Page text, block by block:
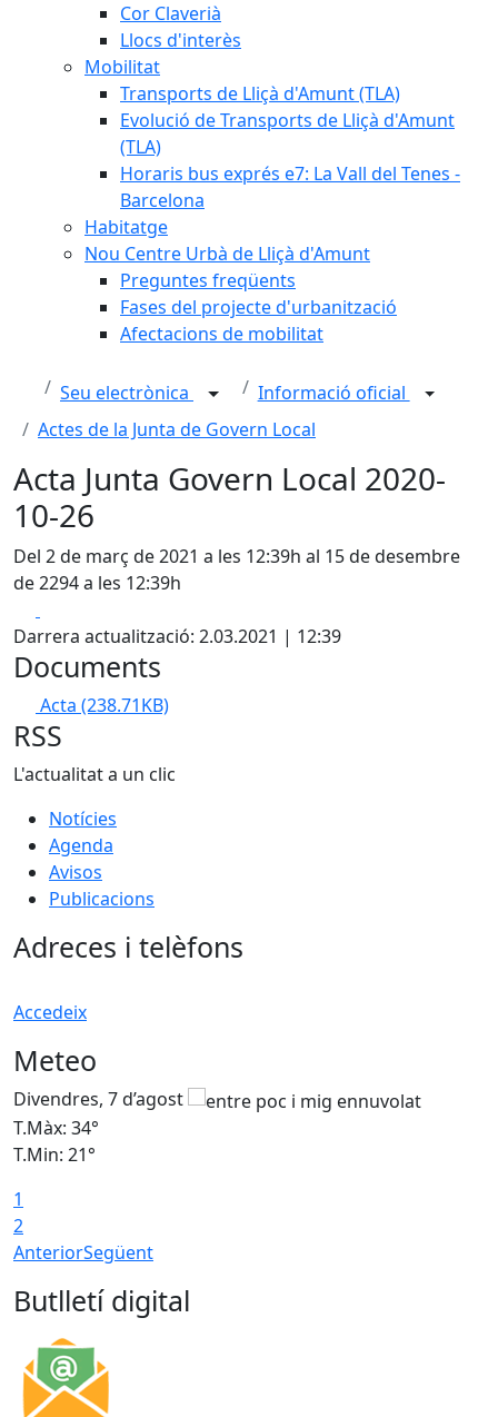
Cor Claverià
Llocs d'interès
Mobilitat
Transports de Lliçà d'Amunt (TLA)
Evolució de Transports de Lliçà d'Amunt
(TLA)
Horaris bus exprés e7: La Vall del Tenes -
Barcelona
Habitatge
Nou Centre Urbà de Lliçà d'Amunt
Preguntes freqüents
Fases del projecte d'urbanització
Afectacions de mobilitat
Seu electrònica
Informació oficial
Actes de la Junta de Govern Local
Acta Junta Govern Local 2020-
10-26
Del 2 de març de 2021 a les 12:39h al 15 de desembre
de 2294 a les 12:39h
Darrera actualització: 2.03.2021 | 12:39
Documents
Acta (238.71KB)
RSS
L'actualitat a un clic
Notícies
Agenda
Avisos
Publicacions
Adreces i telèfons
Accedeix
Meteo
Divendres, 7 d’agost
T.Màx: 34°
T.Min: 21°
1
2
AnteriorSegüent
Butlletí digital